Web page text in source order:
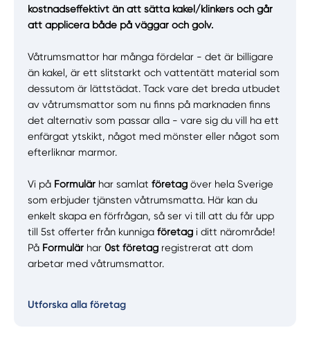
kostnadseffektivt än att sätta kakel/klinkers och går
att applicera både på väggar och golv.
Våtrumsmattor har många fördelar - det är billigare
än kakel, är ett slitstarkt och vattentätt material som
dessutom är lättstädat. Tack vare det breda utbudet
av våtrumsmattor som nu finns på marknaden finns
det alternativ som passar alla - vare sig du vill ha ett
enfärgat ytskikt, något med mönster eller något som
efterliknar marmor.
Vi på Formulär har samlatföretag över hela Sverige
som erbjuder tjänsten våtrumsmatta. Här kan du
enkelt skapa en förfrågan, så ser vi till att du får upp
till 5st offerter från kunnigaföretag i ditt närområde!
På Formulär har0st företag registrerat att dom
arbetar med våtrumsmattor.
Utforska alla företag